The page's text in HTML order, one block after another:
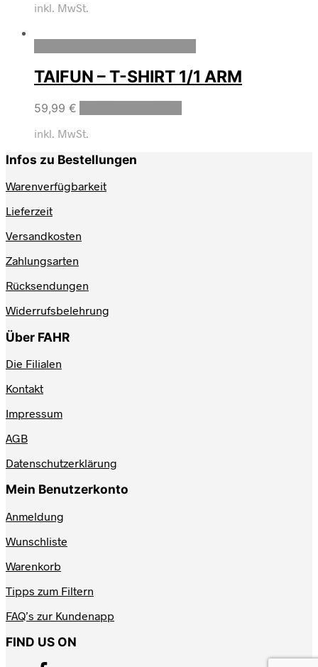
inkl. MwSt.
TAIFUN – T-SHIRT 1/1 ARM
59,99 €
inkl. MwSt.
Infos zu Bestellungen
Warenverfügbarkeit
Lieferzeit
Versandkosten
Zahlungsarten
Rücksendungen
Widerrufsbelehrung
Über FAHR
Die Filialen
Kontakt
Impressum
AGB
Datenschutzerklärung
Mein Benutzerkonto
Anmeldung
Wunschliste
Warenkorb
Tipps zum Filtern
FAQ’s zur Kundenapp
FIND US ON